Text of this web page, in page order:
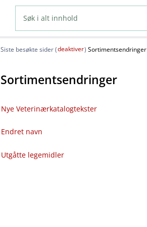
Siste besøkte sider (deaktiver) Sortimentsendringer
Sortimentsendringer
Nye Veterinærkatalogtekster
Endret navn
Utgåtte legemidler